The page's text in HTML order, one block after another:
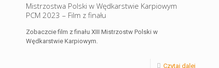
Mistrzostwa Polski w Wędkarstwie Karpiowym
PCM 2023 – Film z finału
Zobaczcie film z finału XIII Mistrzostw Polski w
Wędkarstwie Karpiowym.
Czytaj dalej